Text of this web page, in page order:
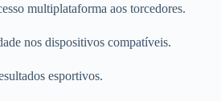
multiplataforma aos torcedores.
nos dispositivos compatíveis.
esportivos.